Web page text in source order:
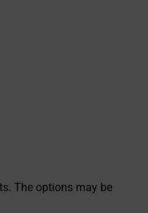
The options may be